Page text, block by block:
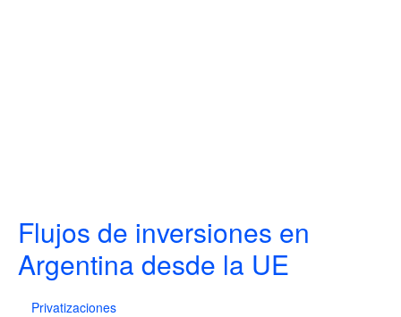
Flujos de inversiones en
Argentina desde la UE
Privatizaciones